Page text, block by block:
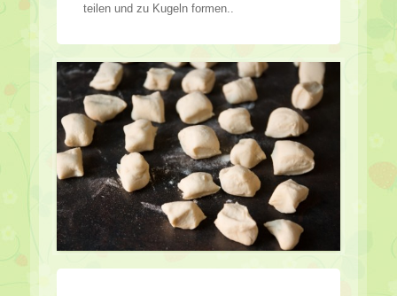
teilen und zu Kugeln formen..